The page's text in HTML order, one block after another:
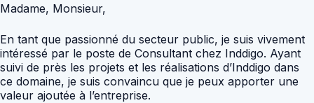
Madame, Monsieur,
En tant que passionné du secteur public, je suis vivement
intéressé par le poste de Consultant chez Inddigo. Ayant
suivi de près les projets et les réalisations d’Inddigo dans
ce domaine, je suis convaincu que je peux apporter une
valeur ajoutée à l’entreprise.